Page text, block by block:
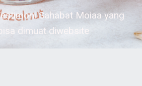
Sahabat Moiaa yang
dimuat diwebsite